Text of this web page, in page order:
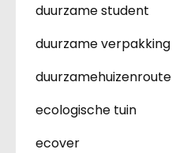
duurzame student
duurzame verpakking
duurzamehuizenroute
ecologische tuin
ecover